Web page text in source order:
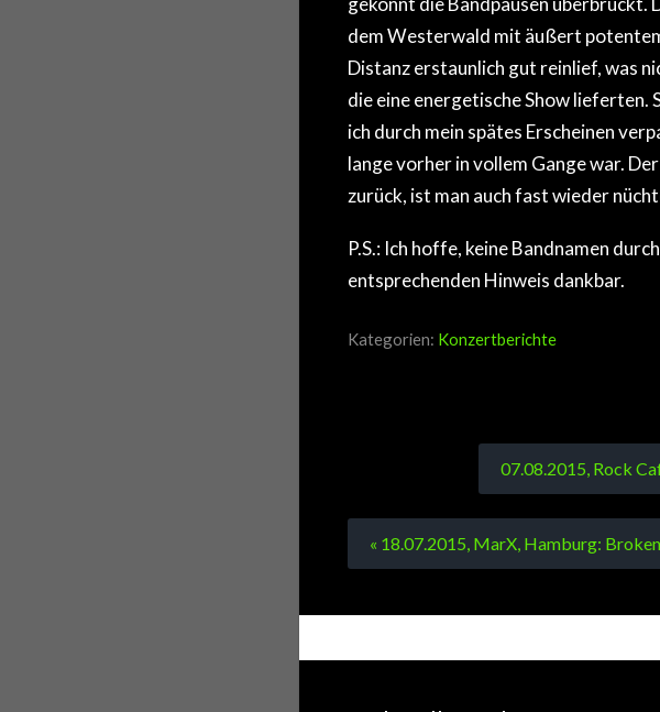
dem Westerwald mit äußert
Distanz erstaunlich gut reinlief, was
die eine energetische Show lieferten.
ich durch mein spätes Erscheinen
lange vorher in vollem Gange war.
zurück, ist man auch fast wieder
P.S.: Ich hoffe, keine Bandnamen
entsprechenden Hinweis dankbar.
Kategorien: Konzertberichte
07.08.2015, Rock
« 18.07.2015, MarX, Hamburg: